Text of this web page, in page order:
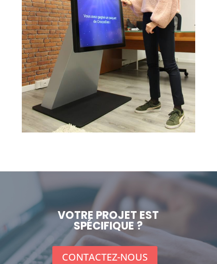
VOTRE PROJET EST
SPÉCIFIQUE ?
CONTACTEZ-NOUS